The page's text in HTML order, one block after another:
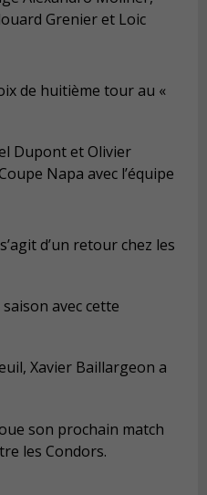
Grenier et Loic
de huitième tour au «
Dupont et Olivier
Napa avec l’équipe
d’un retour chez les
avec cette
Xavier Baillargeon a
son prochain match
les Condors.